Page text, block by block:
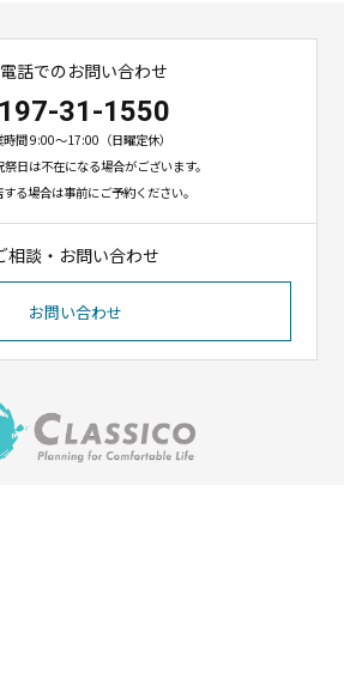
話でのお問い合わせ
31-1550
時間 9:00〜17:00（日曜定休）
日は不在になる場合がございます。
る場合は事前にご予約ください。
相談・お問い合わせ
お問い合わせ